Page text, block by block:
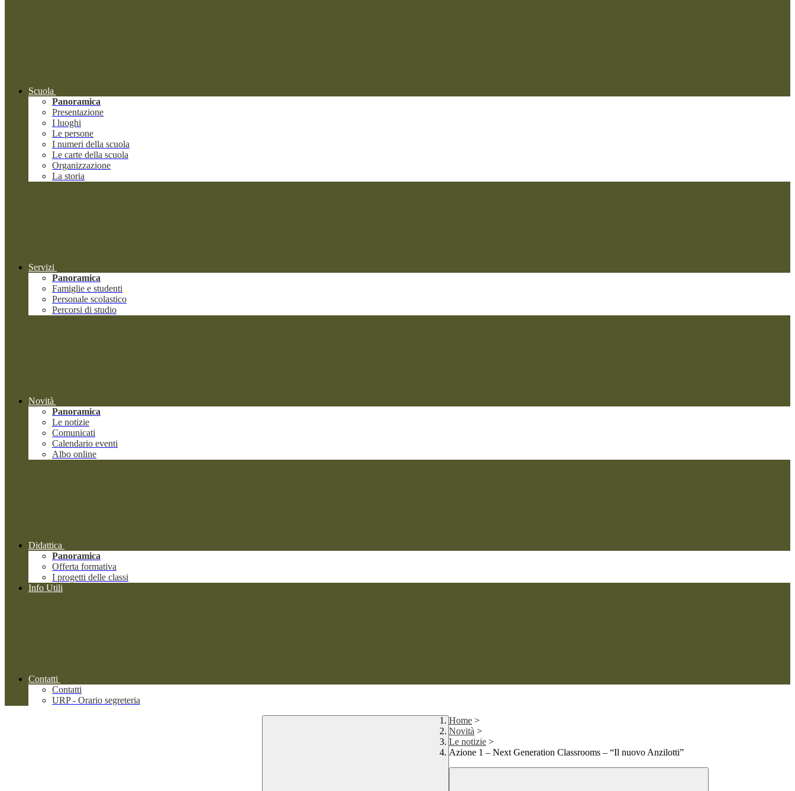
Scuola
Panoramica
Presentazione
I luoghi
Le persone
I numeri della scuola
Le carte della scuola
Organizzazione
La storia
Servizi
Panoramica
Famiglie e studenti
Personale scolastico
Percorsi di studio
Novità
Panoramica
Le notizie
Comunicati
Calendario eventi
Albo online
Didattica
Panoramica
Offerta formativa
I progetti delle classi
Info Utili
Contatti
Contatti
URP - Orario segreteria
Home >
Novità >
Le notizie >
Azione 1 – Next Generation Classrooms – “Il nuovo Anzilotti”